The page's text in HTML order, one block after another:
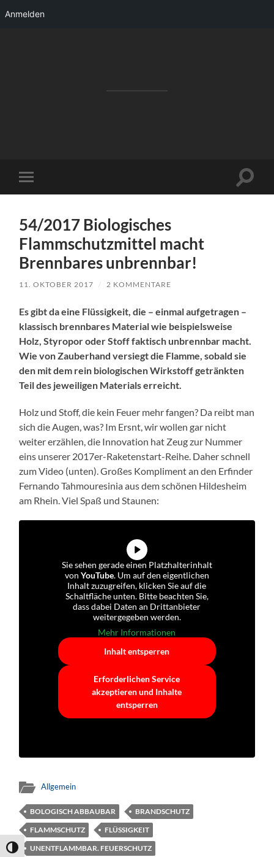
Umschalten auf hohe Kontraste
Anmelden
Mobile-
Menü
54/2017 Biologisches
Flammschutzmittel macht
Brennbares unbrennbar!
11. OKTOBER 2017 / 2 KOMMENTARE
Es gibt da eine Flüssigkeit, die – einmal aufgetragen –
klassisch brennbares Material wie beispielsweise
Holz, Styropor oder Stoff faktisch unbrennbar macht.
Wie von Zauberhand versiegt die Flamme, sobald sie
den mit dem rein biologischen Wirkstoff getränkten
Teil des jeweiligen Materials erreicht.
Holz und Stoff, die kein Feuer mehr fangen? Da reibt man
sich die Augen, was? Im Ersnt, wir wollen gar nicht
weiter erzählen, die Innovation hat Zeug zur Nummer
eins unserer 2017er-Raketenstart-Reihe. Daher schnell
zum Video (unten). Großes Kompliment an den Erfinder
Fernando Tahmouresinia aus dem schönen Hildesheim
am Rhein. Viel Spaß und Staunen:
Sie sehen gerade einen Platzhalterinhalt
von YouTube. Um auf den eigentlichen
Inhalt zuzugreifen, klicken Sie auf die
Schaltfläche unten. Bitte beachten Sie,
dass dabei Daten an Drittanbieter
weitergegeben werden.
Mehr Informationen
Inhalt entsperren
Erforderlichen Service
akzeptieren und Inhalte
entsperren
Allgemein
BOLOGISCH ABBAUBAR
BRANDSCHUTZ
FLAMMSCHUTZ
FLÜSSIGKEIT
UNENTFLAMMBAR. FEUERSCHUTZ